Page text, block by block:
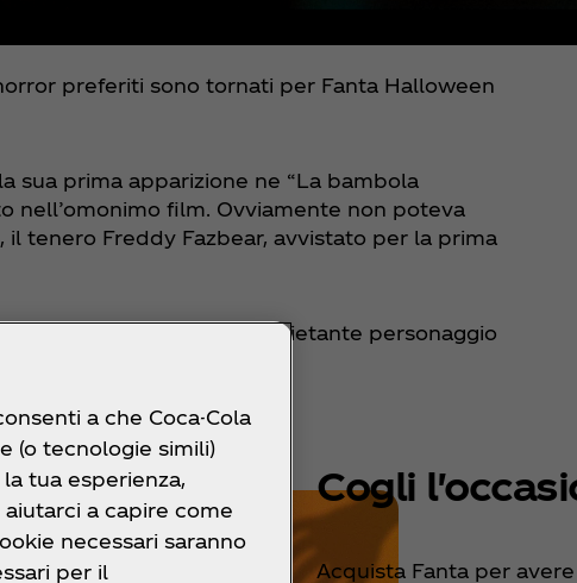
preferiti sono tornati per Fanta Halloween
sua prima apparizione ne “La bambola
nell’omonimo film. Ovviamente non poteva
tenero Freddy Fazbear, avvistato per la prima
chi è il quarto inquietante personaggio
insonni!
Cogli
Acquista Fanta per
a che Coca-Cola
(o tecnologie simili)
tua esperienza,
a capire come
necessari saranno
per il